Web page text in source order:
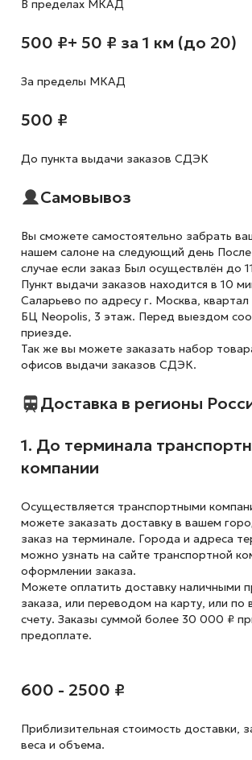
В пределах МКАД
500 ₽+ 50 ₽ за 1 км (до 20)
За пределы МКАД
500 ₽
До пункта выдачи заказов СДЭК
Самовывоз
Вы сможете самостоятельно забрать
нашем салоне на следующий день
случае если заказ Был осуществлён до
Пункт выдачи заказов находится в 10
Саларьево по адресу г. Москва,
БЦ Neopolis, 3 этаж. Перед выездом
приезде.
Так же вы можете заказать набор
офисов выдачи заказов СДЭК.
Доставка в регионы
1. До терминала
компании
Осуществляется транспортными
можете заказать доставку в вашем
заказ на терминале. Города и адреса
можно узнать на сайте транспортной
оформлении заказа.
Можете оплатить доставку наличными
заказа, или переводом на карту, или по
счету. Заказы суммой более 30 000 ₽
предоплате.
600 - 2500 ₽
Приблизительная стоимость доставки,
веса и объема.